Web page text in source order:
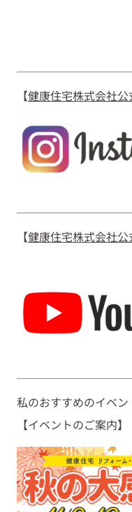
【健康住宅株式会社
【健康住宅株式会社
私のおすすめのイベン
【イベントのご案内】